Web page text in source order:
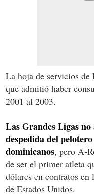
La hoja de servicios de
que admitió haber
2001 al 2003.
Las Grandes Ligas
despedida del
dominicanos, pero A-
de ser el primer atleta
dólares en contratos
de Estados Unidos.